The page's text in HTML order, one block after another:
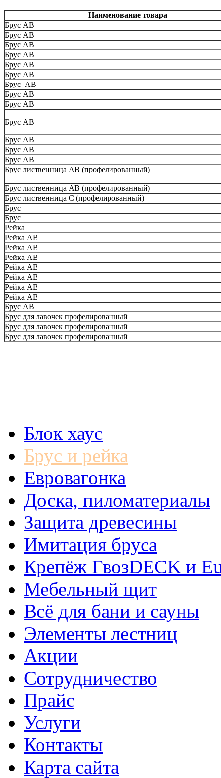
Наименование товара
Брус АВ
Брус АВ
Брус АВ
Брус АВ
Брус АВ
Брус АВ
Брус АВ
Брус АВ
Брус АВ
Брус АВ
Брус АВ
Брус АВ
Брус АВ
Брус лиственница АВ (профелированный)
Брус лиственница АВ (профелированный)
Брус лиственница С (профелированный)
Брус
Брус
Рейка
Рейка АВ
Рейка АВ
Рейка АВ
Рейка АВ
Рейка АВ
Рейка АВ
Рейка АВ
Брус АВ
Брус для лавочек профелированный
Брус для лавочек профелированный
Брус для лавочек профелированный
Блок хаус
Брус и рейка
Евровагонка
Доска, пиломатериалы
Защита древесины
Имитация бруса
Крепёж ГвозDECK и
Мебельный щит
Всё для бани и сауны
Элементы лестниц
Акции
Сотрудничество
Прайс
Услуги
Контакты
Карта сайта